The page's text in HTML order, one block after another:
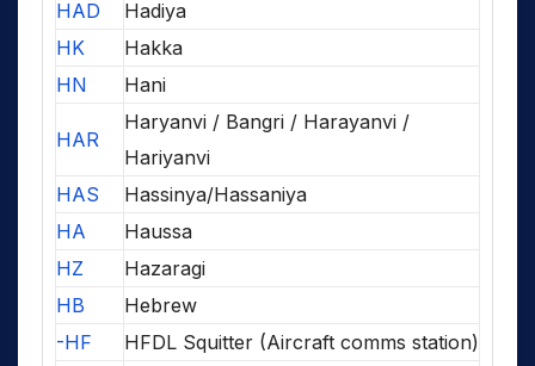
HAD
Hadiya
HK
Hakka
HN
Hani
HAR
Haryanvi / Bangri / Harayanvi /
Hariyanvi
HAS
Hassinya/Hassaniya
HA
Haussa
HZ
Hazaragi
HB
Hebrew
-HF
HFDL Squitter (Aircraft comms station)